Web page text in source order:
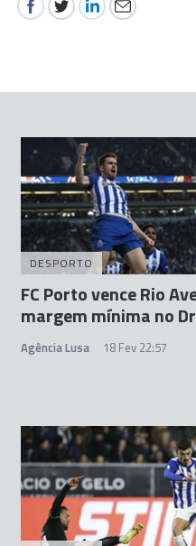
DESPORTO
FC Porto vence Rio
margem mínima no
Agência Lusa 18 Fev 22:57